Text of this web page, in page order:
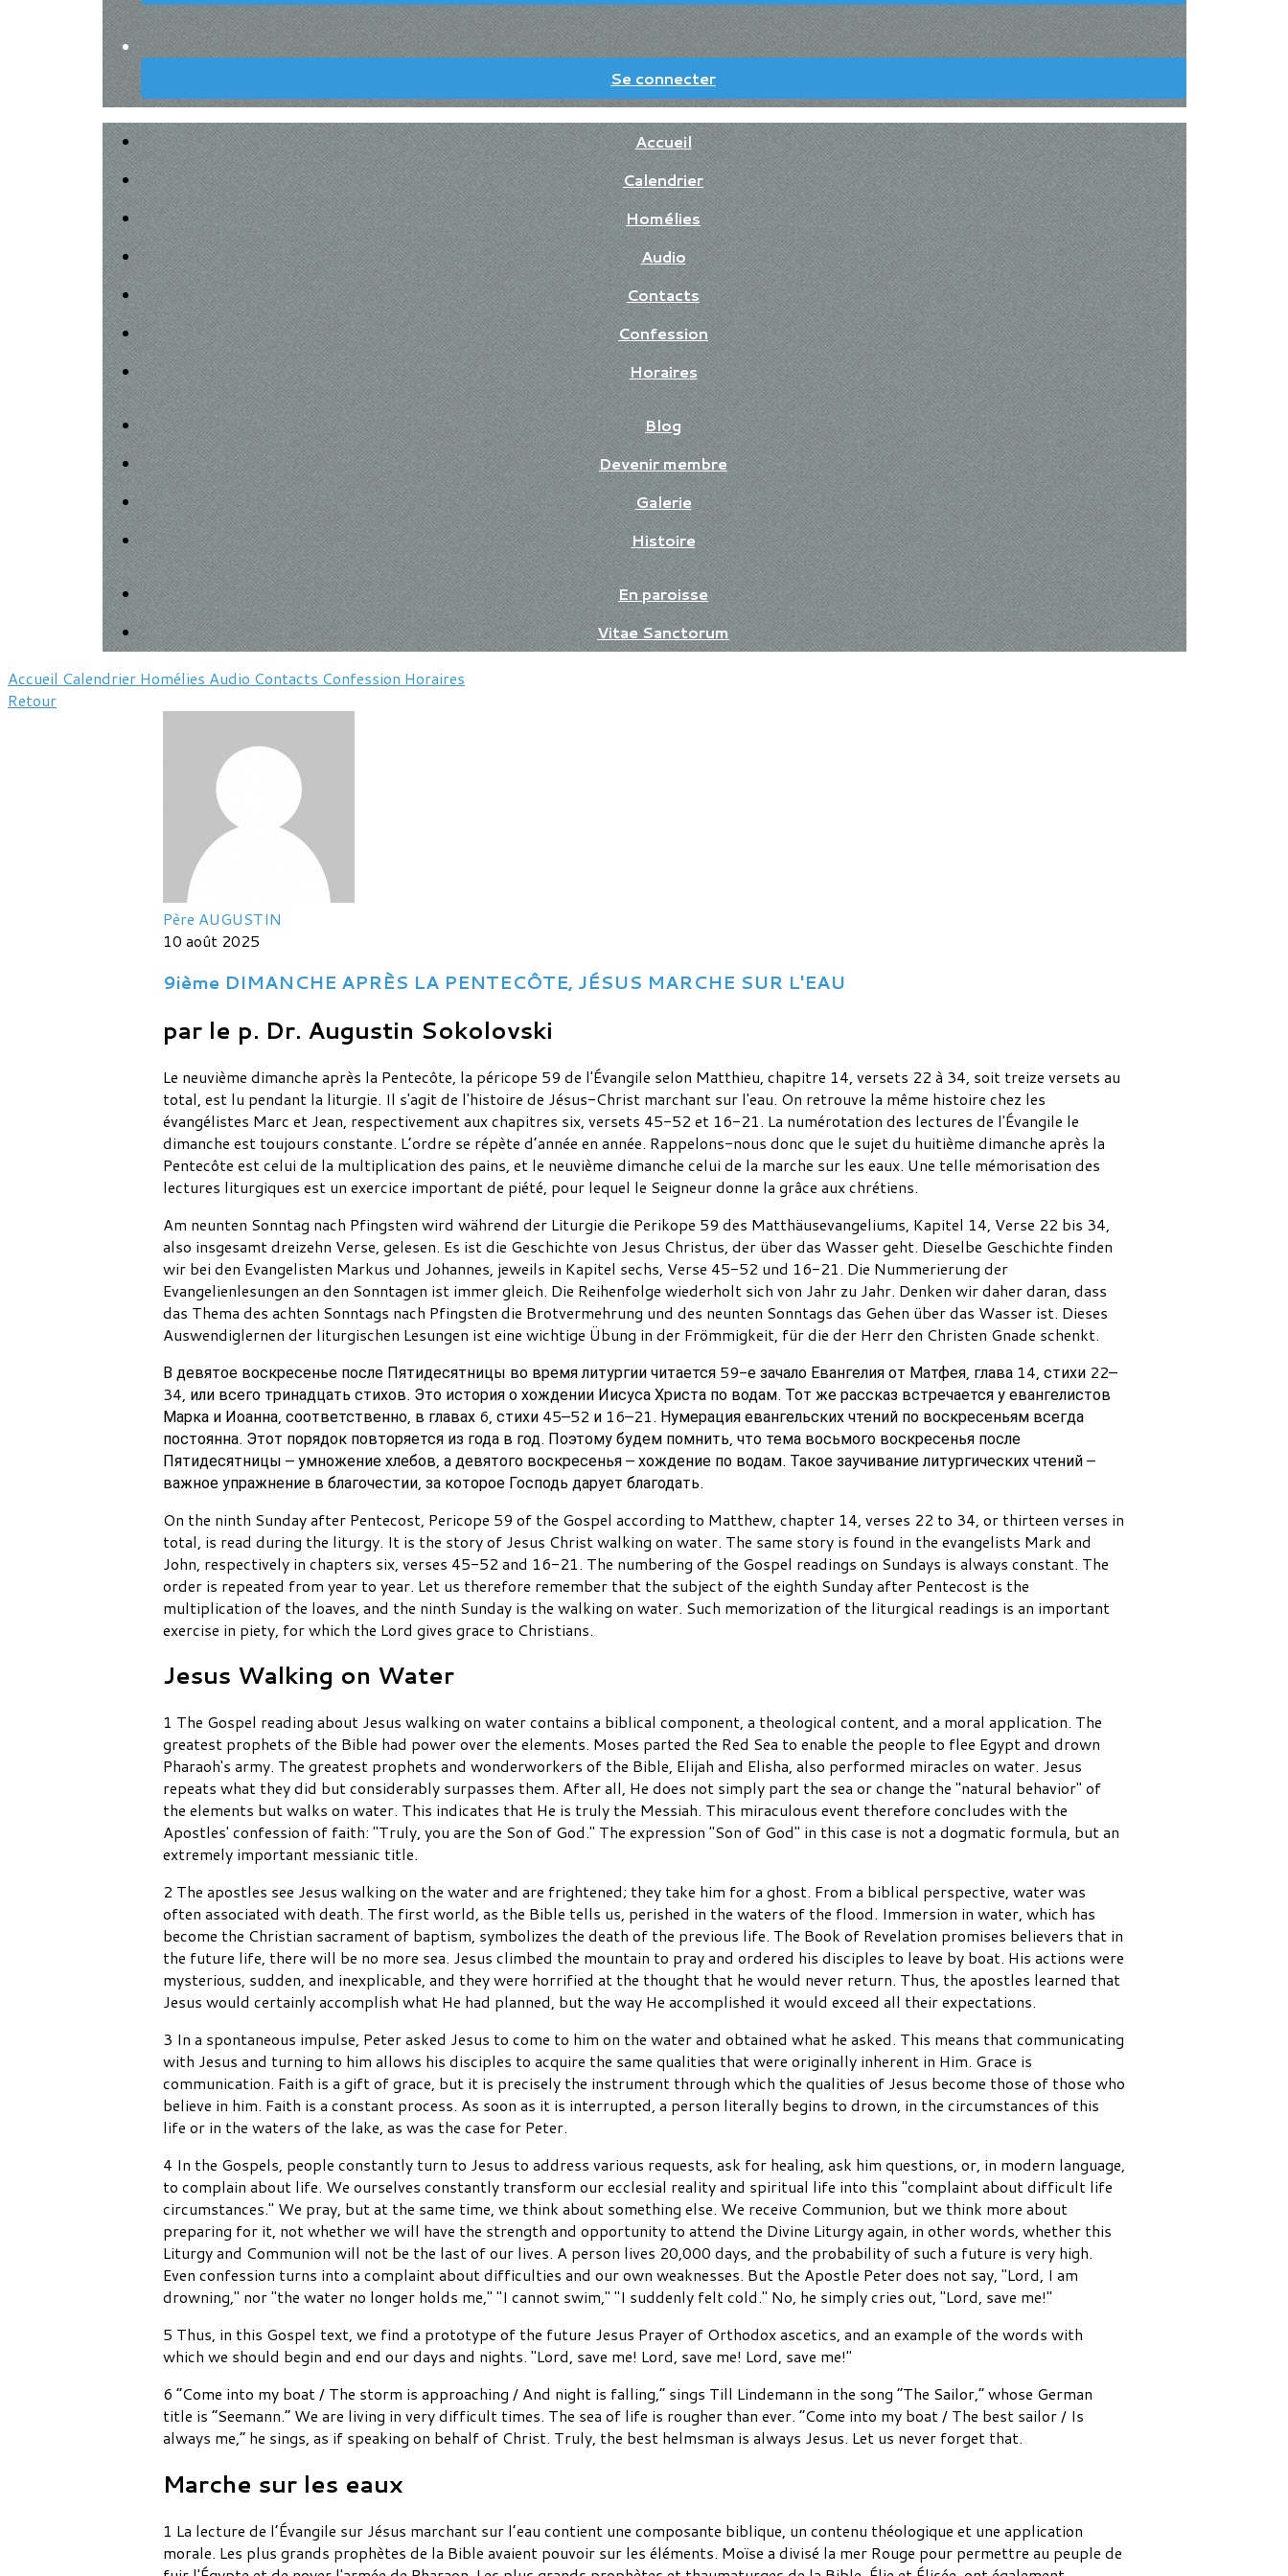
Se connecter
Accueil
Calendrier
Homélies
Audio
Contacts
Confession
Horaires
Blog
Devenir membre
Galerie
Histoire
En paroisse
Vitae Sanctorum
Accueil Calendrier Homélies Audio Contacts Confession Horaires
Retour
Père AUGUSTIN
10 août 2025
9ième DIMANCHE APRÈS LA PENTECÔTE, JÉSUS MARCHE SUR L'EAU
par le p. Dr. Augustin Sokolovski
Le neuvième dimanche après la Pentecôte, la péricope 59 de l'Évangile selon Matthieu, chapitre 14, versets 22 à 34, soit treize versets au
total, est lu pendant la liturgie. Il s'agit de l'histoire de Jésus-Christ marchant sur l'eau. On retrouve la même histoire chez les
évangélistes Marc et Jean, respectivement aux chapitres six, versets 45-52 et 16-21. La numérotation des lectures de l'Évangile le
dimanche est toujours constante. L’ordre se répète d’année en année. Rappelons-nous donc que le sujet du huitième dimanche après la
Pentecôte est celui de la multiplication des pains, et le neuvième dimanche celui de la marche sur les eaux. Une telle mémorisation des
lectures liturgiques est un exercice important de piété, pour lequel le Seigneur donne la grâce aux chrétiens.
Am neunten Sonntag nach Pfingsten wird während der Liturgie die Perikope 59 des Matthäusevangeliums, Kapitel 14, Verse 22 bis 34,
also insgesamt dreizehn Verse, gelesen. Es ist die Geschichte von Jesus Christus, der über das Wasser geht. Dieselbe Geschichte finden
wir bei den Evangelisten Markus und Johannes, jeweils in Kapitel sechs, Verse 45-52 und 16-21. Die Nummerierung der
Evangelienlesungen an den Sonntagen ist immer gleich. Die Reihenfolge wiederholt sich von Jahr zu Jahr. Denken wir daher daran, dass
das Thema des achten Sonntags nach Pfingsten die Brotvermehrung und des neunten Sonntags das Gehen über das Wasser ist. Dieses
Auswendiglernen der liturgischen Lesungen ist eine wichtige Übung in der Frömmigkeit, für die der Herr den Christen Gnade schenkt.
В девятое воскресенье после Пятидесятницы во время литургии читается 59-е зачало Евангелия от Матфея, глава 14, стихи 22–
34, или всего тринадцать стихов. Это история о хождении Иисуса Христа по водам. Тот же рассказ встречается у евангелистов
Марка и Иоанна, соответственно, в главах 6, стихи 45–52 и 16–21. Нумерация евангельских чтений по воскресеньям всегда
постоянна. Этот порядок повторяется из года в год. Поэтому будем помнить, что тема восьмого воскресенья после
Пятидесятницы – умножение хлебов, а девятого воскресенья – хождение по водам. Такое заучивание литургических чтений –
важное упражнение в благочестии, за которое Господь дарует благодать.
On the ninth Sunday after Pentecost, Pericope 59 of the Gospel according to Matthew, chapter 14, verses 22 to 34, or thirteen verses in
total, is read during the liturgy. It is the story of Jesus Christ walking on water. The same story is found in the evangelists Mark and
John, respectively in chapters six, verses 45-52 and 16-21. The numbering of the Gospel readings on Sundays is always constant. The
order is repeated from year to year. Let us therefore remember that the subject of the eighth Sunday after Pentecost is the
multiplication of the loaves, and the ninth Sunday is the walking on water. Such memorization of the liturgical readings is an important
exercise in piety, for which the Lord gives grace to Christians.
Jesus Walking on Water
1 The Gospel reading about Jesus walking on water contains a biblical component, a theological content, and a moral application. The
greatest prophets of the Bible had power over the elements. Moses parted the Red Sea to enable the people to flee Egypt and drown
Pharaoh's army. The greatest prophets and wonderworkers of the Bible, Elijah and Elisha, also performed miracles on water. Jesus
repeats what they did but considerably surpasses them. After all, He does not simply part the sea or change the "natural behavior" of
the elements but walks on water. This indicates that He is truly the Messiah. This miraculous event therefore concludes with the
Apostles' confession of faith: "Truly, you are the Son of God." The expression "Son of God" in this case is not a dogmatic formula, but an
extremely important messianic title.
2 The apostles see Jesus walking on the water and are frightened; they take him for a ghost. From a biblical perspective, water was
often associated with death. The first world, as the Bible tells us, perished in the waters of the flood. Immersion in water, which has
become the Christian sacrament of baptism, symbolizes the death of the previous life. The Book of Revelation promises believers that in
the future life, there will be no more sea. Jesus climbed the mountain to pray and ordered his disciples to leave by boat. His actions were
mysterious, sudden, and inexplicable, and they were horrified at the thought that he would never return. Thus, the apostles learned that
Jesus would certainly accomplish what He had planned, but the way He accomplished it would exceed all their expectations.
3 In a spontaneous impulse, Peter asked Jesus to come to him on the water and obtained what he asked. This means that communicating
with Jesus and turning to him allows his disciples to acquire the same qualities that were originally inherent in Him. Grace is
communication. Faith is a gift of grace, but it is precisely the instrument through which the qualities of Jesus become those of those who
believe in him. Faith is a constant process. As soon as it is interrupted, a person literally begins to drown, in the circumstances of this
life or in the waters of the lake, as was the case for Peter.
4 In the Gospels, people constantly turn to Jesus to address various requests, ask for healing, ask him questions, or, in modern language,
to complain about life. We ourselves constantly transform our ecclesial reality and spiritual life into this "complaint about difficult life
circumstances." We pray, but at the same time, we think about something else. We receive Communion, but we think more about
preparing for it, not whether we will have the strength and opportunity to attend the Divine Liturgy again, in other words, whether this
Liturgy and Communion will not be the last of our lives. A person lives 20,000 days, and the probability of such a future is very high.
Even confession turns into a complaint about difficulties and our own weaknesses. But the Apostle Peter does not say, "Lord, I am
drowning," nor "the water no longer holds me," "I cannot swim," "I suddenly felt cold." No, he simply cries out, "Lord, save me!"
5 Thus, in this Gospel text, we find a prototype of the future Jesus Prayer of Orthodox ascetics, and an example of the words with
which we should begin and end our days and nights. "Lord, save me! Lord, save me! Lord, save me!"
6 “Come into my boat / The storm is approaching / And night is falling,” sings Till Lindemann in the song “The Sailor,” whose German
title is “Seemann.” We are living in very difficult times. The sea of life is rougher than ever. “Come into my boat / The best sailor / Is
always me,” he sings, as if speaking on behalf of Christ. Truly, the best helmsman is always Jesus. Let us never forget that.
Marche sur les eaux
1 La lecture de l’Évangile sur Jésus marchant sur l’eau contient une composante biblique, un contenu théologique et une application
morale. Les plus grands prophètes de la Bible avaient pouvoir sur les éléments. Moïse a divisé la mer Rouge pour permettre au peuple de